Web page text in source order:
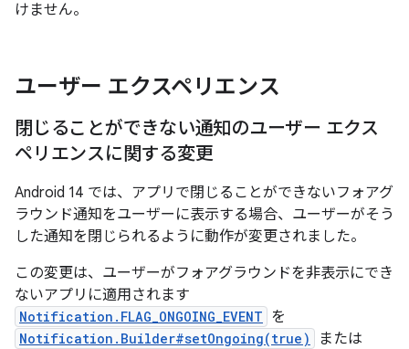
けません。
ユーザー エクスペリエンス
閉じることができない通知のユーザー エクス
ペリエンスに関する変更
Android 14 では、アプリで閉じることができないフォアグ
ラウンド通知をユーザーに表示する場合、ユーザーがそう
した通知を閉じられるように動作が変更されました。
この変更は、ユーザーがフォアグラウンドを非表示にでき
ないアプリに適用されます
Notification.FLAG_ONGOING_EVENT を
Notification.Builder#setOngoing(true) または